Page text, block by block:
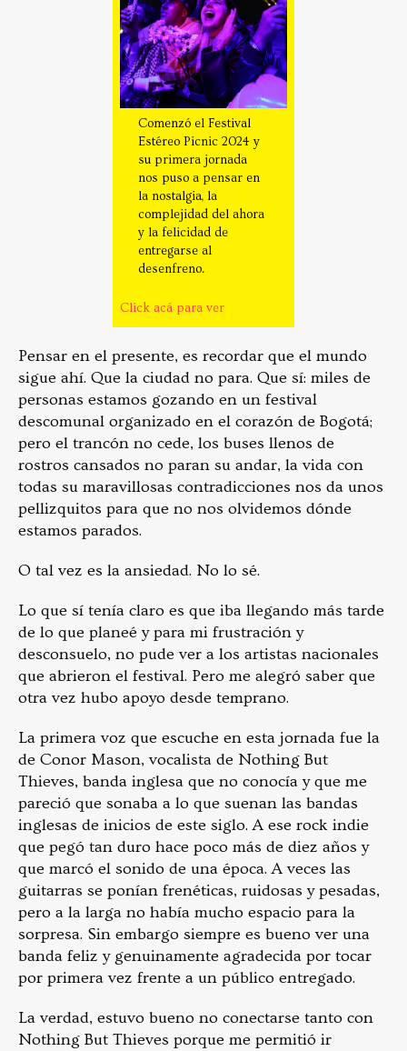
Comenzó el Festival
Estéreo Picnic 2024 y
su primera jornada
nos puso a pensar en
la nostalgia, la
complejidad del ahora
y la felicidad de
entregarse al
desenfreno.
Click acá para ver
Pensar en el presente, es recordar que el mundo
sigue ahí. Que la ciudad no para. Que sí: miles de
personas estamos gozando en un festival
descomunal organizado en el corazón de Bogotá;
pero el trancón no cede, los buses llenos de
rostros cansados no paran su andar, la vida con
todas su maravillosas contradicciones nos da unos
pellizquitos para que no nos olvidemos dónde
estamos parados.
O tal vez es la ansiedad. No lo sé.
Lo que sí tenía claro es que iba llegando más tarde
de lo que planeé y para mi frustración y
desconsuelo, no pude ver a los artistas nacionales
que abrieron el festival. Pero me alegró saber que
otra vez hubo apoyo desde temprano.
La primera voz que escuche en esta jornada fue la
de Conor Mason, vocalista de Nothing But
Thieves, banda inglesa que no conocía y que me
pareció que sonaba a lo que suenan las bandas
inglesas de inicios de este siglo. A ese rock indie
que pegó tan duro hace poco más de diez años y
que marcó el sonido de una época. A veces las
guitarras se ponían frenéticas, ruidosas y pesadas,
pero a la larga no había mucho espacio para la
sorpresa. Sin embargo siempre es bueno ver una
banda feliz y genuinamente agradecida por tocar
por primera vez frente a un público entregado.
La verdad, estuvo bueno no conectarse tanto con
Nothing But Thieves porque me permitió ir